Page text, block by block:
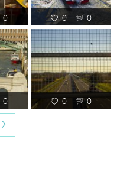
0 0 0
0 0 0
›